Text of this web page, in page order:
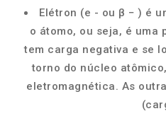
Elétron (e - ou β − ) é
o átomo, ou seja, é uma
tem carga negativa e se
torno do núcleo
eletromagnética. As